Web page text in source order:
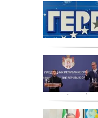
европейския ѝ път